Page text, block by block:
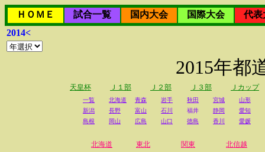
ＨＯＭＥ 試合一覧 国内大会 国際大会
代表
2014<
2015年都
天皇杯 Ｊ１部 Ｊ２部 Ｊ３部 Ｊカップ
一覧 北海道 青森 岩手 秋田 宮城
山形
新潟
長野 富山 石川 福井 静岡
愛知
島根
岡山 広島 山口 徳島 香川 愛媛
北海道 東北 関東 北信越